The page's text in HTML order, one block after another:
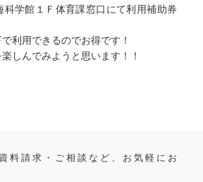
科学館１Ｆ体育課窓口にて利用補助券
利用できるのでお得です！
しんでみようと思います！！
料請求・ご相談など、お気軽にお